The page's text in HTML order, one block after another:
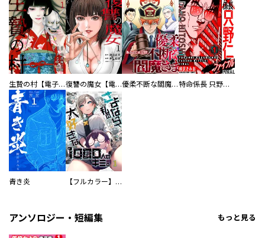
生贄の村【電子単行本版】 復讐の魔女【電子単行本版】 優柔不断な閻魔さま 特命係長 只野仁ファイナル 愛蔵版
青き炎 【フルカラー】さよなら、私の大好きな１０００人のキミ。
アンソロジー・短編集 もっと見る